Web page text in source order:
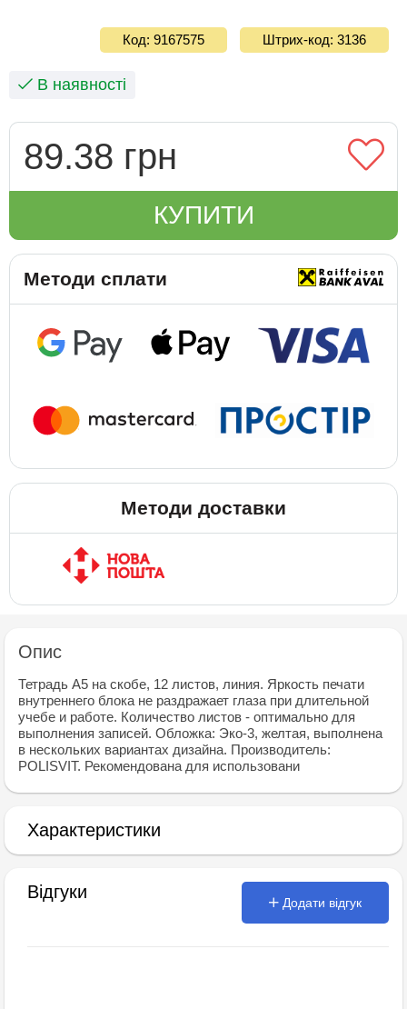
Код: 9167575 Штрих-код: 3136
В наявності
89.38 грн
КУПИТИ
Методи сплати
Методи доставки
Опис
Тетрадь А5 на скобе, 12 листов, линия. Яркость печати
внутреннего блока не раздражает глаза при длительной
учебе и работе. Количество листов - оптимально для
выполнения записей. Обложка: Эко-3, желтая, выполнена
в нескольких вариантах дизайна. Производитель:
POLISVIT. Рекомендована для использовани
Характеристики
Відгуки
Додати відгук